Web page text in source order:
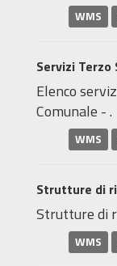
WMS
Servizi
Elenco
Comunale - .
WMS
Strutture di
Strutture di
WMS